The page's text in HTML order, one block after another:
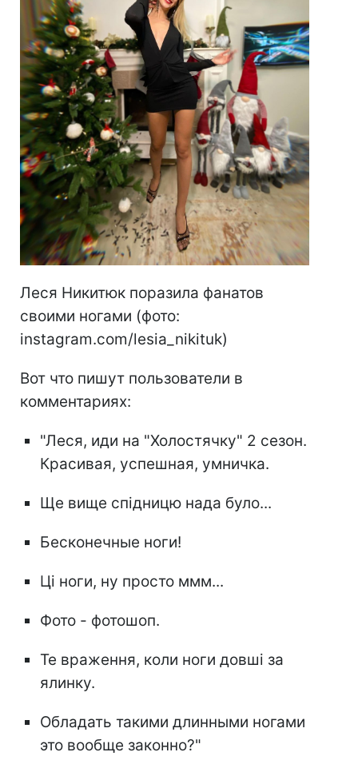
Леся Никитюк поразила фанатов
своими ногами (фото:
instagram.com/lesia_nikituk)
Вот что пишут пользователи в
комментариях:
"Леся, иди на "Холостячку" 2 сезон.
Красивая, успешная, умничка.
Ще вище спідницю нада було...
Бесконечные ноги!
Ці ноги, ну просто ммм...
Фото - фотошоп.
Те враження, коли ноги довші за
ялинку.
Обладать такими длинными ногами
это вообще законно?"